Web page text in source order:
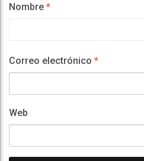
Nombre *
Correo electrónico *
Web